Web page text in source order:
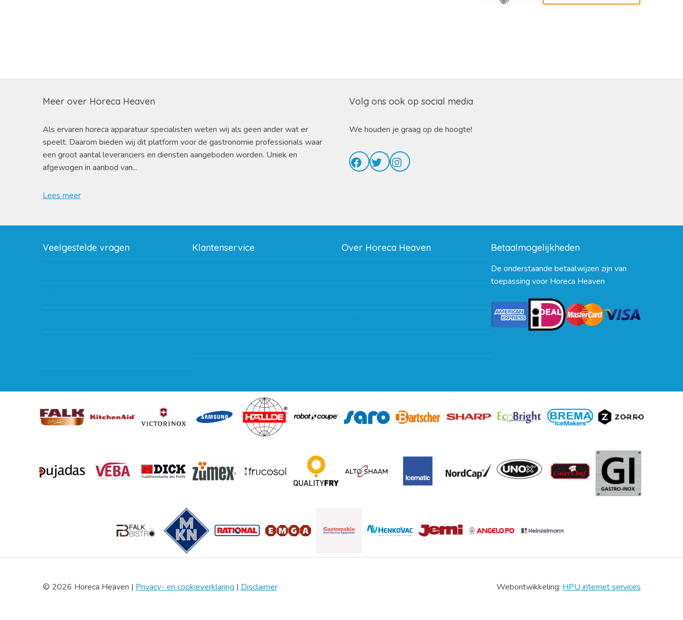
Meer over Horeca Heaven
Als ervaren horeca apparatuur specialisten weten wij als geen ander wat er
speelt. Daarom bieden wij dit platform voor de gastronomie professionals waar
een groot aantal leveranciers en diensten aangeboden worden. Uniek en
afgewogen in aanbod van...
Lees meer
Volg ons ook op social media
We houden je graag op de hoogte!
Facebook
TwitterInstagram
Veelgestelde vragen Klantenservice
Subsidie regeling EIA 2020
Over Horeca Heaven Betaalmogelijkheden
De onderstaande betaalwijzen zijn van
toepassing voor Horeca Heaven
© 2026 Horeca Heaven | Privacy- en cookieverklaring | Disclaimer Webontwikkeling: HPU internet services